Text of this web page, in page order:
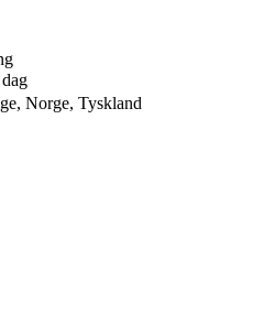
Norge, Tyskland